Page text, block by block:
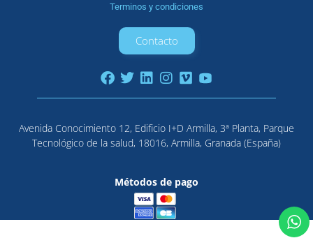
Terminos y condiciones
Contacto
Avenida Conocimiento 12, Edificio I+D Armilla, 3ª Planta, Parque
Tecnológico de la salud, 18016, Armilla, Granada (España)
Métodos de pago